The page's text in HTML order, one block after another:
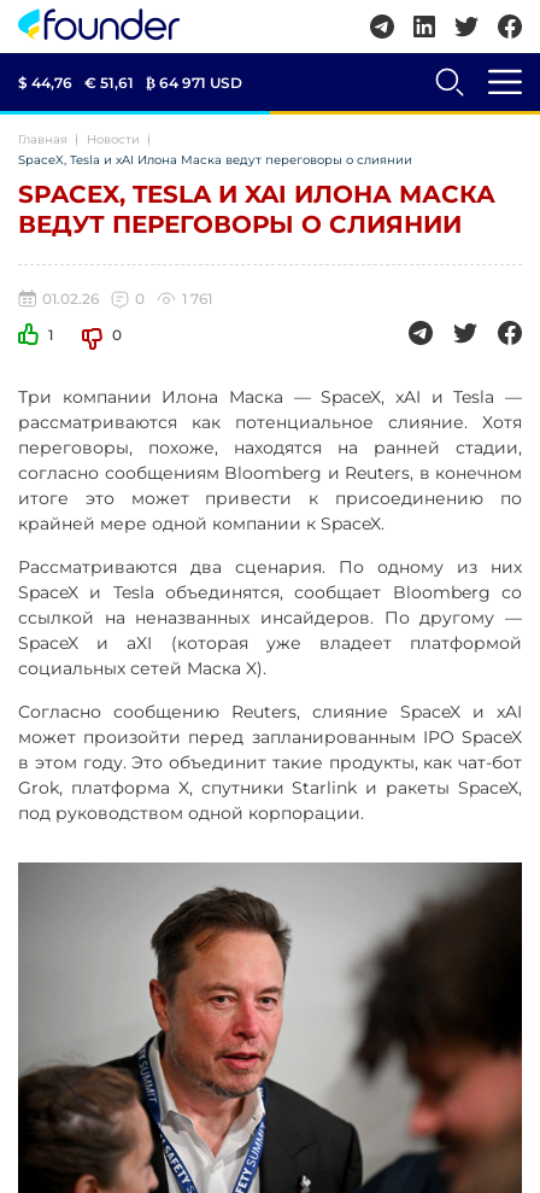
$ 44,76 € 51,61 ₿ 64 971 USD
Главная
Новости
SpaceX, Tesla и xAI Илона Маска ведут переговоры о слиянии
SPACEX, TESLA И XAI ИЛОНА МАСКА
ВЕДУТ ПЕРЕГОВОРЫ О СЛИЯНИИ
01.02.26 0
1 761
1
0
Три компании Илона Маска — SpaceX, xAI и Tesla —
рассматриваются как потенциальное слияние. Хотя
переговоры, похоже, находятся на ранней стадии,
согласно сообщениям Bloomberg и Reuters, в конечном
итоге это может привести к присоединению по
крайней мере одной компании к SpaceX.
Рассматриваются два сценария. По одному из них
SpaceX и Tesla объединятся, сообщает Bloomberg со
ссылкой на неназванных инсайдеров. По другому —
SpaceX и aXI (которая уже владеет платформой
социальных сетей Маска X).
Согласно сообщению Reuters, слияние SpaceX и xAI
может произойти перед запланированным IPO SpaceX
в этом году. Это объединит такие продукты, как чат-бот
Grok, платформа X, спутники Starlink и ракеты SpaceX,
под руководством одной корпорации.